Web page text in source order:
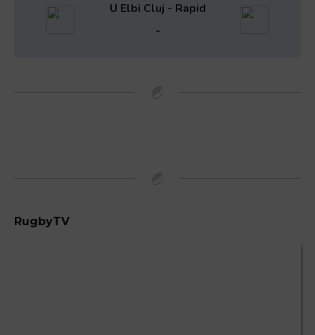
U Elbi Cluj - Rapid
-
RugbyTV